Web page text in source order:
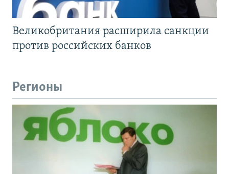
Великобритания расширила санкции
против российских банков
Регионы